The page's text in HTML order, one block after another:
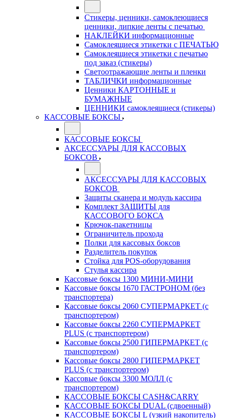
Стикеры, ценники, самоклеющиеся
ценники, липкие ленты с печатью
НАКЛЕЙКИ информационные
Самоклеящиеся этикетки с ПЕЧАТЬЮ
Самоклеящиеся этикетки с печатью
под заказ (стикеры)
Светоотражающие ленты и пленки
ТАБЛИЧКИ информационные
Ценники КАРТОННЫЕ и
БУМАЖНЫЕ
ЦЕННИКИ самоклеящиеся (стикеры)
КАССОВЫЕ БОКСЫ
КАССОВЫЕ БОКСЫ
АКСЕССУАРЫ ДЛЯ КАССОВЫХ
БОКСОВ
АКСЕССУАРЫ ДЛЯ КАССОВЫХ
БОКСОВ
Защиты сканера и модуль кассира
Комплект ЗАЩИТЫ для
КАССОВОГО БОКСА
Крючок-пакетницы
Ограничитель прохода
Полки для кассовых боксов
Разделитель покупок
Стойка для POS-оборудования
Стулья кассира
Кассовые боксы 1300 МИНИ-МИНИ
Кассовые боксы 1670 ГАСТРОНОМ (без
транспортера)
Кассовые боксы 2060 СУПЕРМАРКЕТ (с
транспортером)
Кассовые боксы 2260 СУПЕРМАРКЕТ
PLUS (с транспортером)
Кассовые боксы 2500 ГИПЕРМАРКЕТ (с
транспортером)
Кассовые боксы 2800 ГИПЕРМАРКЕТ
PLUS (с транспортером)
Кассовые боксы 3300 МОЛЛ (с
транспортером)
КАССОВЫЕ БОКСЫ CASH&CARRY
КАССОВЫЕ БОКСЫ DUAL (сдвоенный)
КАССОВЫЕ БОКСЫ L (узкий накопитель)